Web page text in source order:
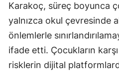
Karakoç, süreç boyunca
yalnızca okul çevresinde
önlemlerle
ifade etti. Çocukların karşı
risklerin dijital